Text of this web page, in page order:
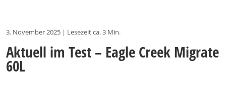
3. November 2025 | Lesezeit ca. 3 Min.
Aktuell im Test – Eagle Creek Migrate
60L